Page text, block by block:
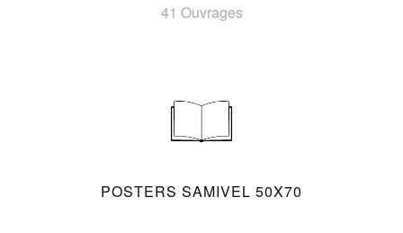
41 Ouvrages
POSTERS SAMIVEL 50X70